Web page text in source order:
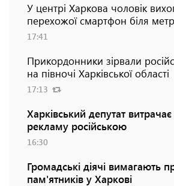
У центрі Харкова чоловік
перехожої смартфон біля
17:41
Прикордонники зірвали
на півночі Харківської області
17:13
Харківський депутат
рекламу російською
16:30
Громадські діячі вимагають
пам'ятників у Харкові